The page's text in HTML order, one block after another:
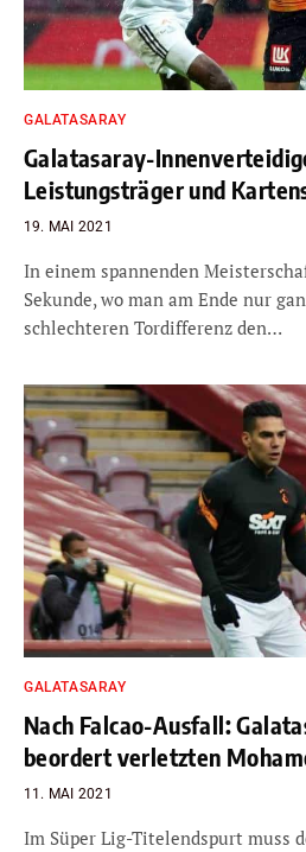
GALATASARAY
Galatasaray-
Leistungsträger und
19. MAI 2021
In einem spannenden
Sekunde, wo man am Ende nur
schlechteren Tordifferenz den…
GALATASARAY
Nach Falcao-Ausfall:
beordert verletzten
11. MAI 2021
Im Süper Lig-Titelendspurt muss